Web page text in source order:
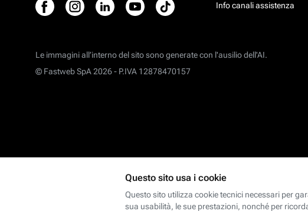
Info canali assistenza
Le immagini all’interno del sito sono generate con l'ausilio dell'AI.
© Fastweb SpA 2026 - P.IVA 12878470157